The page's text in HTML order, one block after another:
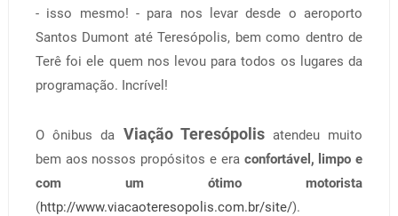
- isso mesmo! - para nos levar desde o aeroporto
Santos Dumont até Teresópolis, bem como dentro de
Terê foi ele quem nos levou para todos os lugares da
programação. Incrível!
O ônibus da Viação Teresópolisatendeu muito
bem aos nossos propósitos e era confortável, limpo e
com um ótimo motorista
(http://www.viacaoteresopolis.com.br/site/).